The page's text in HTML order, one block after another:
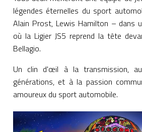
légendes éternelles du sport
Alain Prost, Lewis Hamilton – dans
où la Ligier JS5 reprend la tête
Bellagio.
Un clin d'œil à la transmission,
générations, et à la passion
amoureux du sport automobile.